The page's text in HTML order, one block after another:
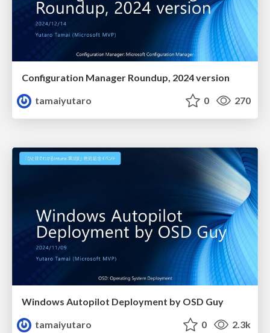
Configuration Manager Roundup, 2024 version
tamaiyutaro
0 270
Windows Autopilot Deployment by OSD Guy
tamaiyutaro
0 2.3k